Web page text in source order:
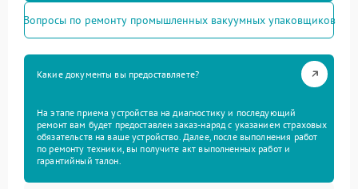
Вопросы по ремонту промышленных вакуумных упаковщиков
Какие документы вы предоставляете?
На этапе приема устройства на диагностику и последующий
ремонт вам будет предоставлен заказ-наряд с указанием страховых
обязательств на ваше устройство. Далее, после выполнения работ
по ремонту техники, вы получите акт выполненных работ и
гарантийный талон.